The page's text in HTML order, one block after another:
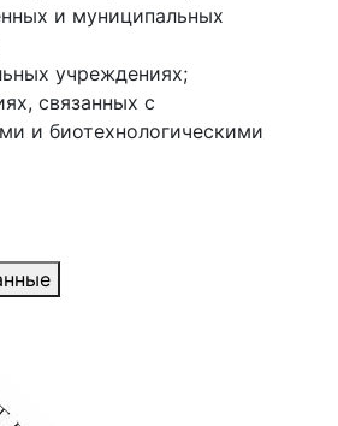
и муниципальных
учреждениях;
связанных с
и биотехнологическими